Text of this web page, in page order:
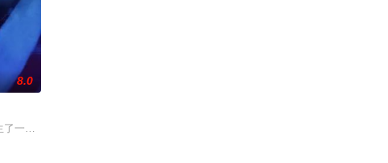
学进山科考，却因遭遇飓风来袭而失联。救援副队长陈霖奉命带队深入
8.0
一场荒唐意外的一夜情。突如其来的警方封锁，令两人被迫困在奥克兰的公寓里